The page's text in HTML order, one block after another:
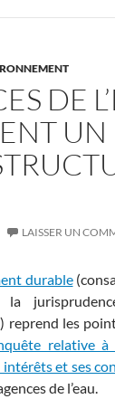
DE
UN
LAISSER UN
durable
la
reprend les
relative
intérêts et ses
de l’eau.